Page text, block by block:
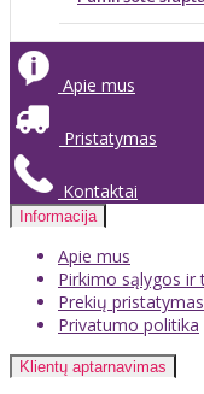
Apie mus
Pristatymas
Kontaktai
Informacija
Apie mus
Pirkimo sąlygos ir
Prekių pristatymas
Privatumo politika
Klientų aptarnavimas